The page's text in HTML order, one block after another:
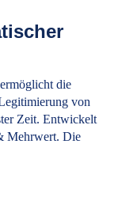
die
von
Zeit. Entwickelt
Mehrwert. Die